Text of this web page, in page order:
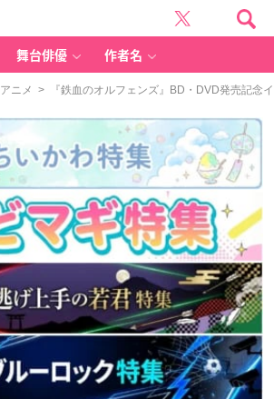
舞台俳優 作者名
アニメ > 『鉄血のオルフェンズ』BD・DVD発売記念